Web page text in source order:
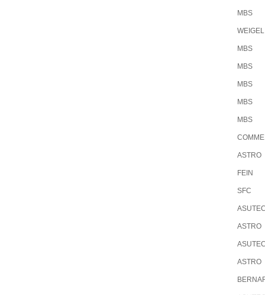
MBS
WEIGEL
MBS
MBS
MBS
MBS
MBS
ASTRO
FEIN
SFC
ASTRO
ASTRO